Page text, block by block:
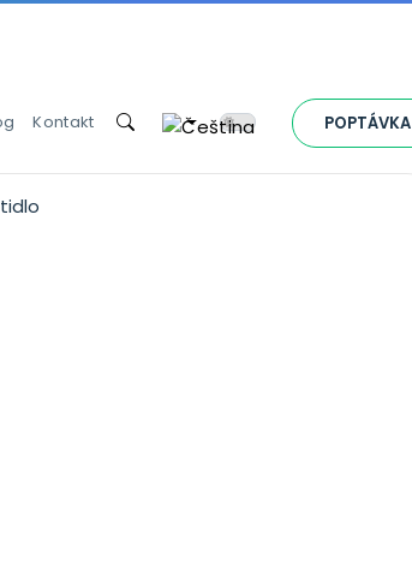
Kontakt Toggle theme
POPTÁVKA